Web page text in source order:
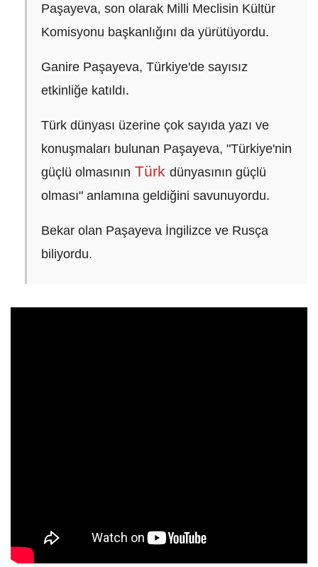
Paşayeva, son olarak Milli Meclisin Kültür
Komisyonu başkanlığını da yürütüyordu.
Ganire Paşayeva, Türkiye'de sayısız
etkinliğe katıldı.
Türk dünyası üzerine çok sayıda yazı ve
konuşmaları bulunan Paşayeva, "Türkiye'nin
güçlü olmasının Türk dünyasının güçlü
olması" anlamına geldiğini savunuyordu.
Bekar olan Paşayeva İngilizce ve Rusça
biliyordu.